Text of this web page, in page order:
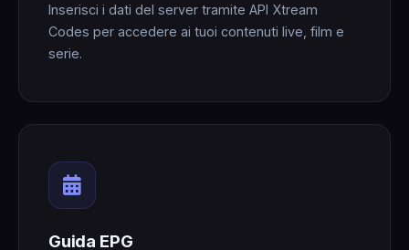
Inserisci i dati del server tramite API Xtream
Codes per accedere ai tuoi contenuti live, film e
serie.
Guida EPG